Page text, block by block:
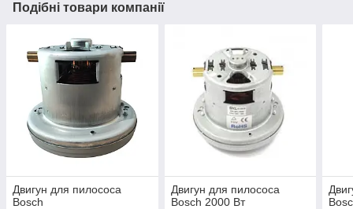
Подібні товари компанії
Двигун для пилососа
Bosch
Двигун для пилососа
Bosch 2000 Вт